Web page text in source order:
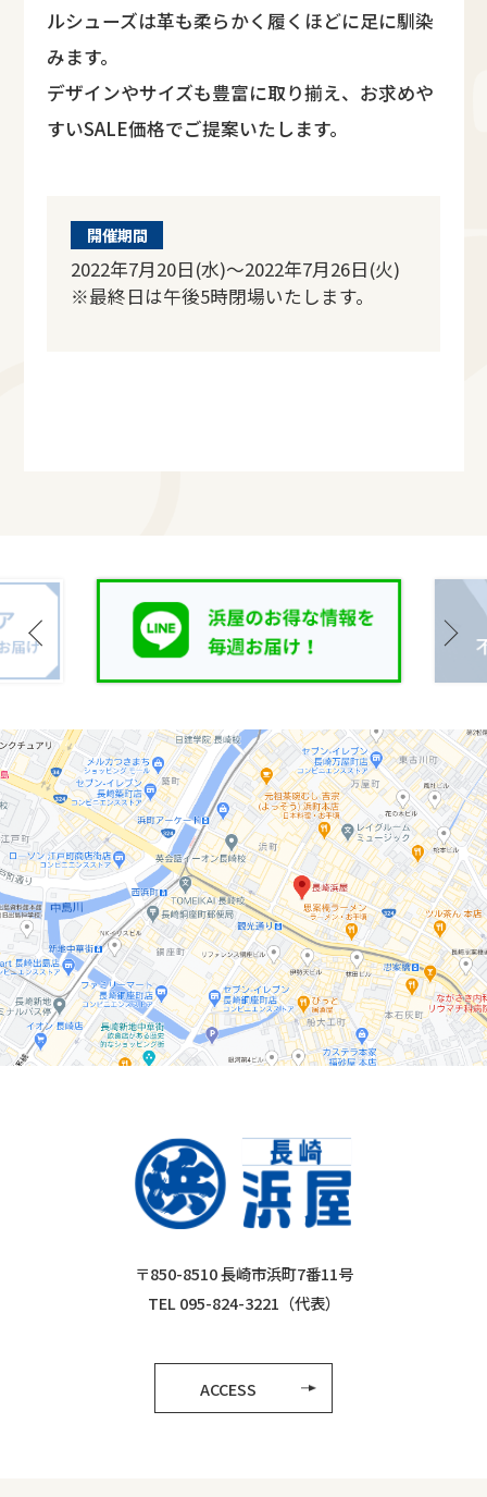
ルシューズは革も柔らかく履くほどに足に馴染
みます。
デザインやサイズも豊富に取り揃え、お求めや
すいSALE価格でご提案いたします。
開催期間
2022年7月20日(水)～2022年7月26日(火)
※最終日は午後5時閉場いたします。
〒850-8510 長崎市浜町7番11号
TEL 095-824-3221（代表）
ACCESS